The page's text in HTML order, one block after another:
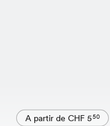
A partir de CHF 550